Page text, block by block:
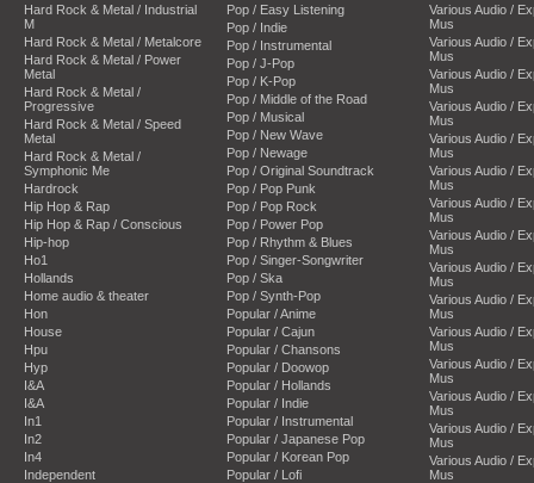
Hard Rock & Metal / Industrial
M
Hard Rock & Metal / Metalcore
Hard Rock & Metal / Power
Metal
Hard Rock & Metal /
Progressive
Hard Rock & Metal / Speed
Metal
Hard Rock & Metal /
Symphonic Me
Hardrock
Hip Hop & Rap
Hip Hop & Rap / Conscious
Hip-hop
Ho1
Hollands
Home audio & theater
Hon
House
Hpu
Hyp
I&A
I&A
In1
In2
In4
Independent
Pop / Easy Listening
Pop / Indie
Pop / Instrumental
Pop / J-Pop
Pop / K-Pop
Pop / Middle of the Road
Pop / Musical
Pop / New Wave
Pop / Newage
Pop / Original Soundtrack
Pop / Pop Punk
Pop / Pop Rock
Pop / Power Pop
Pop / Rhythm & Blues
Pop / Singer-Songwriter
Pop / Ska
Pop / Synth-Pop
Popular / Anime
Popular / Cajun
Popular / Chansons
Popular / Doowop
Popular / Hollands
Popular / Indie
Popular / Instrumental
Popular / Japanese Pop
Popular / Korean Pop
Popular / Lofi
Various Audio /
Mus
Various Audio /
Mus
Various Audio /
Mus
Various Audio /
Mus
Various Audio /
Mus
Various Audio /
Mus
Various Audio /
Mus
Various Audio /
Mus
Various Audio /
Mus
Various Audio /
Mus
Various Audio /
Mus
Various Audio /
Mus
Various Audio /
Mus
Various Audio /
Mus
Various Audio /
Mus